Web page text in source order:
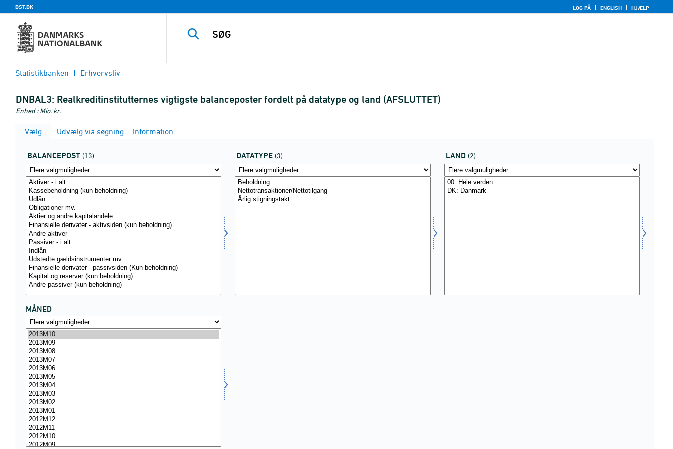
DST.DK LOG PÅ ENGLISH HJÆLP
Statistikbanken Erhvervsliv
DNBAL3: Realkreditinstitutternes vigtigste balanceposter fordelt på datatype og land (AFSLUTTET)
Enhed : Mio. kr.
Vælg Udvælg via søgning Information
BALANCEPOST (13) DATATYPE (3) LAND (2)
MÅNED